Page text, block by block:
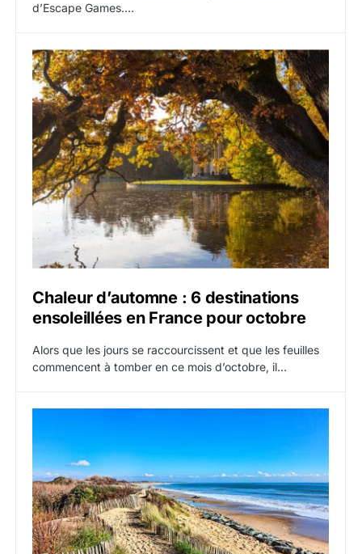
d’Escape Games.…
Chaleur d’automne : 6 destinations
ensoleillées en France pour octobre
Alors que les jours se raccourcissent et que les feuilles
commencent à tomber en ce mois d’octobre, il…